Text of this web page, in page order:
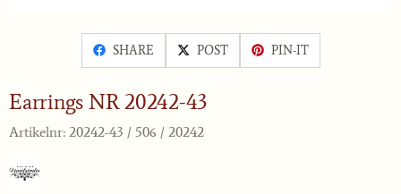
SHARE POST PIN-IT
Earrings NR 20242-43
Artikelnr: 20242-43 / 506 / 20242